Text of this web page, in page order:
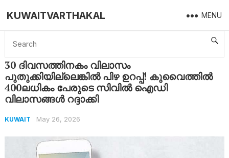
KUWAITVARTHAKAL MENU
Home Kuwait 30 ദിവസത്തിനകം വിലാസം പുതുക്കിയില്ലെങ്കിൽ പിഴ ഉറപ്പ്! കുവൈത്തിൽ 400ലധികം പേരുടെ സിവിൽ ഐഡി വിലാസങ്ങൾ റദ്ദാക്കി
30 ദിവസത്തിനകം വിലാസം
പുതുക്കിയില്ലെങ്കിൽ പിഴ ഉറപ്പ്! കുവൈത്തിൽ
400ലധികം പേരുടെ സിവിൽ ഐഡി
വിലാസങ്ങൾ റദ്ദാക്കി
KUWAIT May 26, 2026